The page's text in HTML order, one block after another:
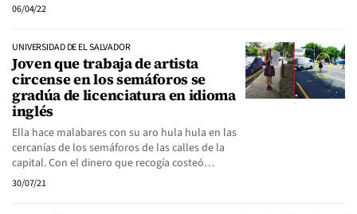
06/04/22
UNIVERSIDAD DE EL SALVADOR
Joven que trabaja de artista
circense en los semáforos se
gradúa de licenciatura en idioma
inglés
Ella hace malabares con su aro hula hula en las
cercanías de los semáforos de las calles de la
capital. Con el dinero que recogía costeó…
30/07/21